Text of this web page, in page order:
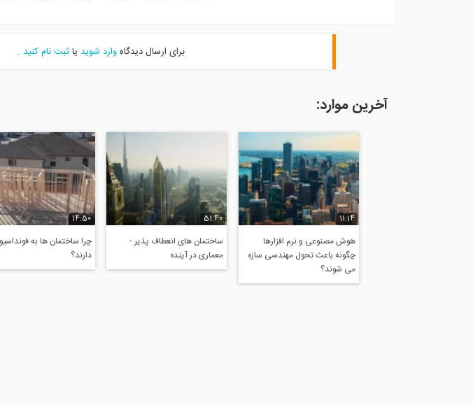
برای ارسال دیدگاهوارد شوید یاثبت نام کنید .
آخرین موارد:
11:14
هوش مصنوعی و نرم افزارها
چگونه باعث تحول مهندسی سازه
می شوند؟
51:40
ساختمان های انعطاف پذیر -
معماری در آینده
14:50
چرا ساختمان ها به
دارند؟